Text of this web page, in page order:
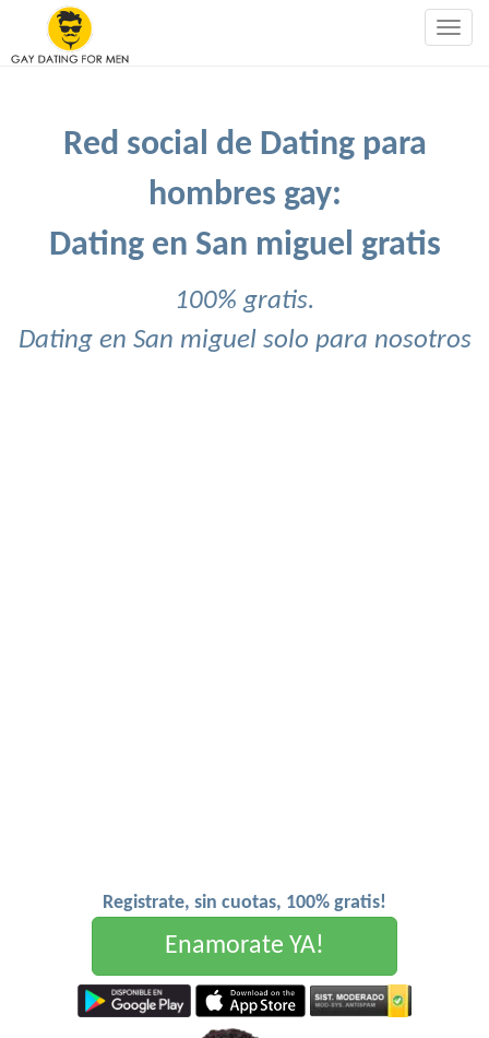
Red social de Dating para
hombres gay:
Dating en San miguel gratis
100% gratis.
Dating en San miguel solo para nosotros
Registrate, sin cuotas, 100% gratis!
Enamorate YA!